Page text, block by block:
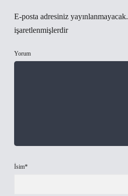
E-posta adresiniz yayınlanmayacak.
işaretlenmişlerdir
Yorum
İsim*